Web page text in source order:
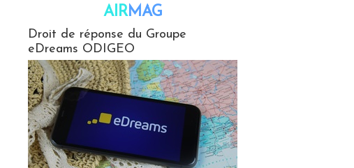
AIRMAG
Droit de réponse du Groupe
eDreams ODIGEO